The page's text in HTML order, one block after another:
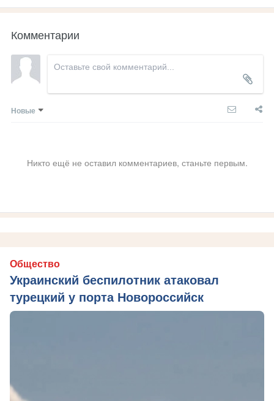
Комментарии
Новые
Никто ещё не оставил комментариев, станьте первым.
Общество
Украинский беспилотник атаковал
турецкий у порта Новороссийск